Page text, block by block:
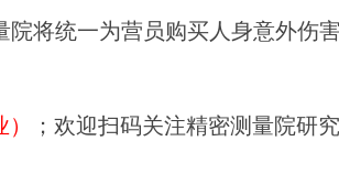
将统一为营员购买人身意外伤
；欢迎扫码关注精密测量院研